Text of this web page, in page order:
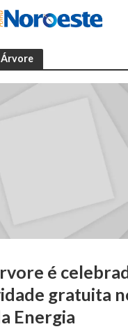
Árvore
é
gratuita
Energia